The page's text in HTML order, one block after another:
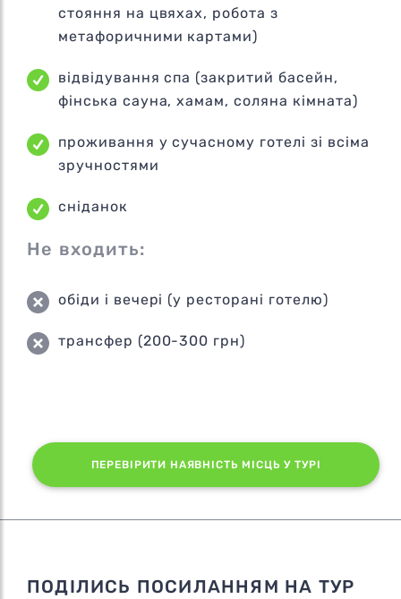
стояння на цвяхах, робота з
метафоричними картами)
відвідування спа (закритий басейн,
фінська сауна, хамам, соляна кімната)
проживання у сучасному готелі зі всіма
зручностями
сніданок
Не входить:
обіди і вечері (у ресторані готелю)
трансфер (200-300 грн)
ПЕРЕВІРИТИ НАЯВНІСТЬ МІСЦЬ У ТУРІ
ПОДІЛИСЬ ПОСИЛАННЯМ НА ТУР